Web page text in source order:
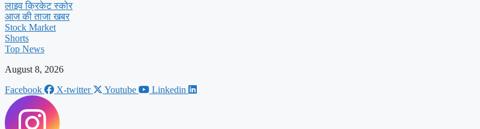
लाइव क्रिकेट स्कोर
आज की ताजा खबर
Stock Market
Shorts
Top News
August 8, 2026
Facebook
X-twitter Youtube Linkedin